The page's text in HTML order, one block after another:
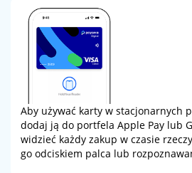
Aby używać karty w stacjonarnych
dodaj ją do portfela Apple Pay lub
widzieć każdy zakup w czasie
go odciskiem palca lub